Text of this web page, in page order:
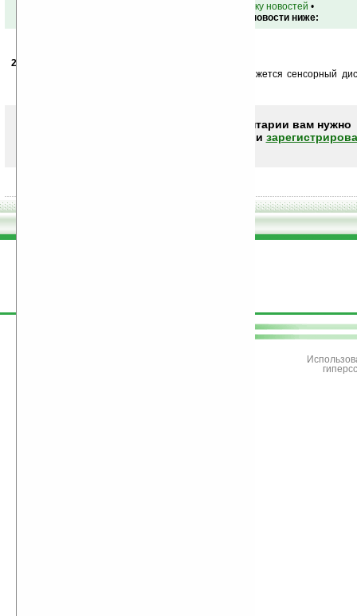
вернуться к списку новостей •
Обсуждение этой новости ниже:
20.01.2008
Хм, вы бы определились как-нибудь. Как-то не вяжется сенсорный
Чтобы писать комментарии вам нужно
или